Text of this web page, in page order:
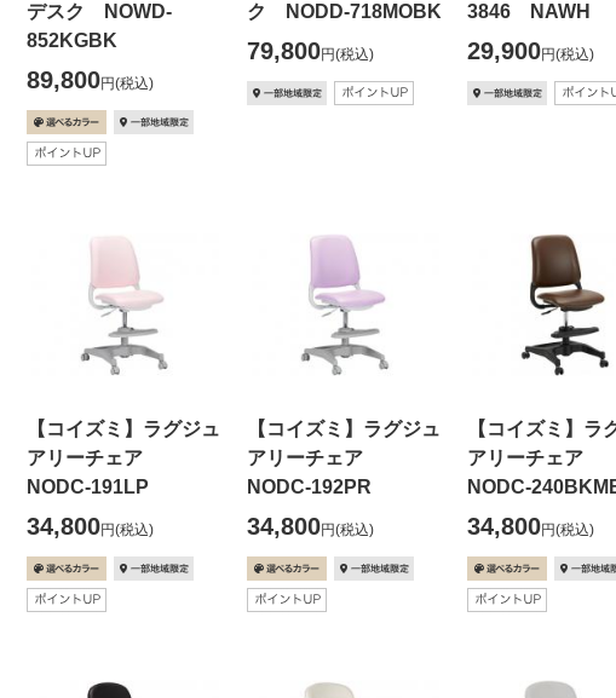
デスク NOWD-
852KGBK
89,800円(税込)
ク NODD-718MOBK
79,800円(税込)
3846 NAWH
29,900円(税込)
【コイズミ】ラグジュ
アリーチェア
NODC-191LP
34,800円(税込)
【コイズミ】ラグジュ
アリーチェア
NODC-192PR
34,800円(税込)
【コイズミ】ラ
アリーチェア
NODC-
34,800円(税込)